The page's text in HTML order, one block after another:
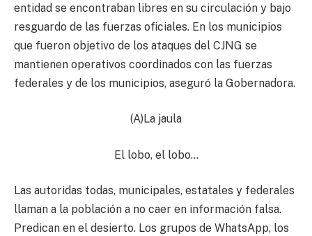
entidad se encontraban libres en su circulación y bajo
resguardo de las fuerzas oficiales. En los municipios
que fueron objetivo de los ataques del CJNG se
mantienen operativos coordinados con las fuerzas
federales y de los municipios, aseguró la Gobernadora.
(A)La jaula
El lobo, el lobo…
Las autoridas todas, municipales, estatales y federales
llaman a la población a no caer en información falsa.
Predican en el desierto. Los grupos de WhatsApp, los